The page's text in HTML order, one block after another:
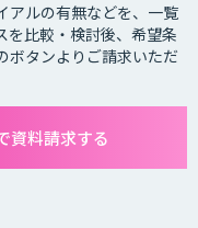
アルの有無などを、一覧
を比較・検討後、希望条
ボタンよりご請求いただ
資料請求する